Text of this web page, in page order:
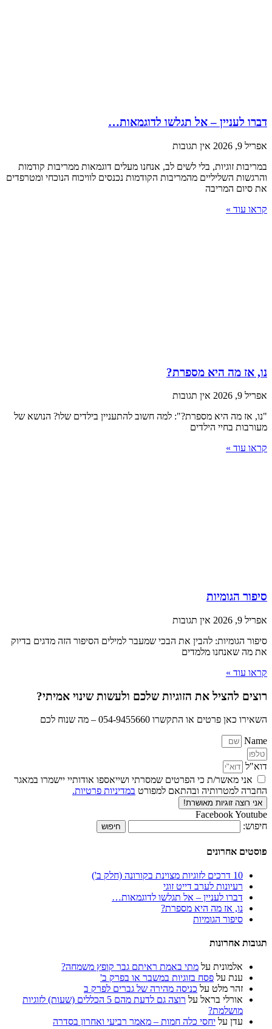
דברו לעניין – אל תגלשו לדוגמאות…
אפריל 9, 2026
אין תגובות
במריבות זוגיות, בלי לשים לב, אנחנו מעלים דוגמאות ממריבות קודמות
והרגשות השליליים מהמריבות הקודמות נכנסים לוויכוח הנוכחי ומטרפדים
את סיום המריבה
קראו עוד »
נו, אז מה היא מספרת?
אפריל 9, 2026
אין תגובות
"נו, אז מה היא מספרת?": למה חשוב להתעניין בילדים שלו? הנושא של
מעורבות בחיי הילדים
קראו עוד »
סיפור הגומיות
אפריל 9, 2026
אין תגובות
סיפור הגומיות: להבין את הבכי שמעבר למילים הסיפור הזה מדגים בדיוק
את מה שאנחנו מלמדים
קראו עוד »
רוצים להציל את הזוגיות שלכם ולעשות שינוי אמיתי?
השאירו כאן פרטים או התקשרו 054-9455660 – מה שנוח לכם
Name
דוא"ל
אני מאשר/ת כי הפרטים שמסרתי ושייאספו אודותיי יישמרו במאגר
החברה למטרותיה ובהתאם למפורט במדיניות פרטיות.
אני רוצה זוגיות מאושרת!
FacebookYoutube
חיפוש:
פוסטים אחרונים
10 דרכים לזוגיות מצוינת בקורונה (חלק ב')
רעיונות לערב דייט זוגי
דברו לעניין – אל תגלשו לדוגמאות…
נו, אז מה היא מספרת?
סיפור הגומיות
תגובות אחרונות
אלמונית על מתי באמת ראיתם גבר קופץ משמחה?
ענת על פסח בזוגיות במשבר או בפרק ב'
זהר מלט על כניסה מהירה של גברים לפרק ב
אורלי בראל על
רוצה גם לדעת מהם 5 הכללים (שעות) לזוגיות
מושלמת?
עדן על יחסי כלה חמות – מאמר רביעי ואחרון בסדרה